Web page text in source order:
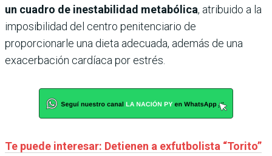
un cuadro de inestabilidad metabólica, atribuido a la
imposibilidad del centro penitenciario de
proporcionarle una dieta adecuada, además de una
exacerbación cardíaca por estrés.
Te puede interesar: Detienen a exfutbolista “Torito”